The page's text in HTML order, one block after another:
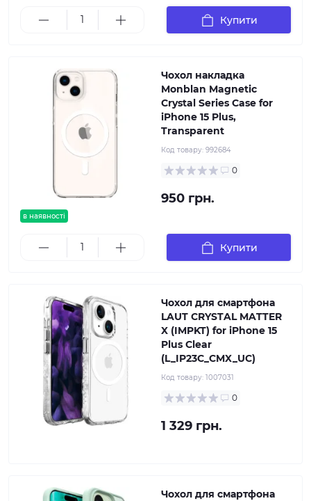
Купити
в наявності
Чохол накладка
Monblan Magnetic
Crystal Series Case for
iPhone 15 Plus,
Transparent
Код товару: 992684
0
950 грн.
Купити
Чохол для смартфона
LAUT CRYSTAL MATTER
X (IMPKT) for iPhone 15
Plus Clear
(L_IP23C_CMX_UС)
Код товару: 1007031
0
1 329 грн.
Чохол для смартфона